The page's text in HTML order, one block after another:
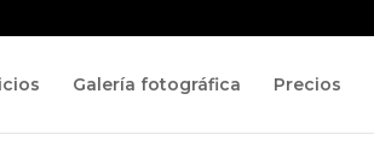
Galería fotográfica Precios